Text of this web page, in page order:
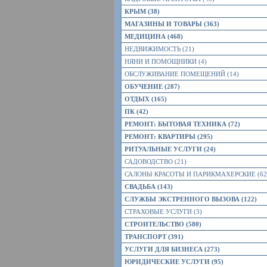
КРЫМ (38)
МАГАЗИНЫ И ТОВАРЫ (363)
МЕДИЦИНА (468)
НЕДВИЖИМОСТЬ (21)
НЯНИ И ПОМОЩНИКИ (4)
ОБСЛУЖИВАНИЕ ПОМЕЩЕНИЙ (14)
ОБУЧЕНИЕ (287)
ОТДЫХ (165)
ПК (42)
РЕМОНТ: БЫТОВАЯ ТЕХНИКА (72)
РЕМОНТ: КВАРТИРЫ (295)
РИТУАЛЬНЫЕ УСЛУГИ (24)
САДОВОДСТВО (21)
САЛОНЫ КРАСОТЫ И ПАРИКМАХЕРСКИЕ
СВАДЬБА (143)
СЛУЖБЫ ЭКСТРЕННОГО ВЫЗОВА (122)
СТРАХОВЫЕ УСЛУГИ (3)
СТРОИТЕЛЬСТВО (580)
ТРАНСПОРТ (391)
УСЛУГИ ДЛЯ БИЗНЕСА (273)
ЮРИДИЧЕСКИЕ УСЛУГИ (95)